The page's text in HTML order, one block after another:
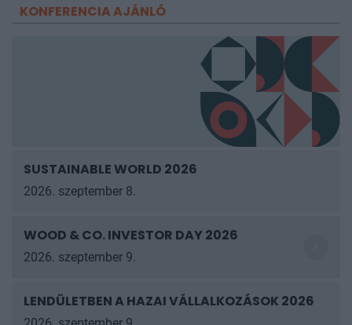
KONFERENCIA AJÁNLÓ
SUSTAINABLE WORLD 2026
2026. szeptember 8.
WOOD & CO. INVESTOR DAY 2026
2026. szeptember 9.
LENDÜLETBEN A HAZAI VÁLLALKOZÁSOK
2026